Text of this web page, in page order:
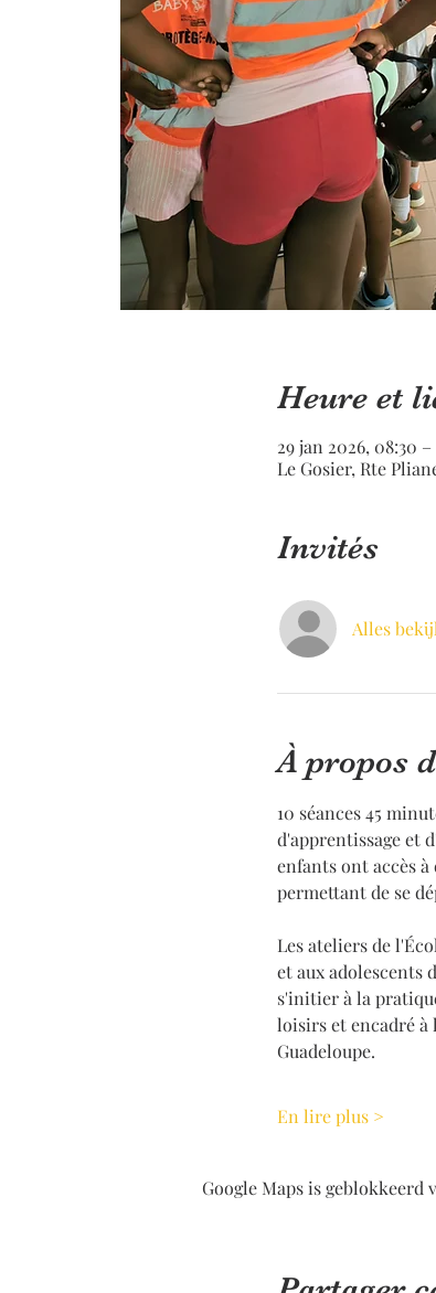
Heure et
29 jan 2026, 08:30 –
Le Gosier, Rte
Invités
Alles
À propos
10 séances 45
d'apprentissage et
enfants ont accès
permettant de se
Les ateliers de
et aux adolescents
s'initier à la
loisirs et encadré à
Guadeloupe.
En lire plus >
Google Maps is